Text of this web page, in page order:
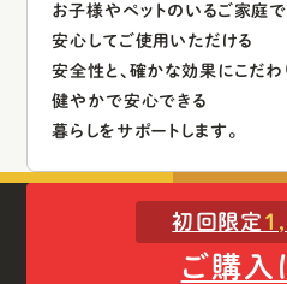
お子様やペットのいるご家庭で
安心してご使用いただける
安全性と、 確かな効果にこだわ
健やかで安心できる
暮らしをサポートします。
初回限定
ご購入